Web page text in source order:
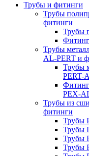
Трубы и фитинги
Трубы
фитинги
Трубы
Трубы
AL-PERT и
Трубы
PERT-
PEX-
Трубы из
фитинги
Трубы
Трубы
Трубы
Трубы